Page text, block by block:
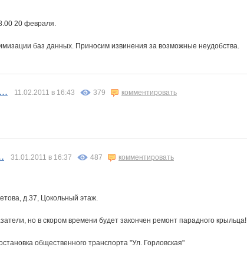
20 февраля.
баз данных. Приносим извинения за возможные неудобства.
11.02.2011 в 16:43 379 комментировать
31.01.2011 в 16:37 487 комментировать
д.37, Цокольный этаж.
но в скором времени будет закончен ремонт парадного крыльца!
общественного транспорта "Ул. Горловская"